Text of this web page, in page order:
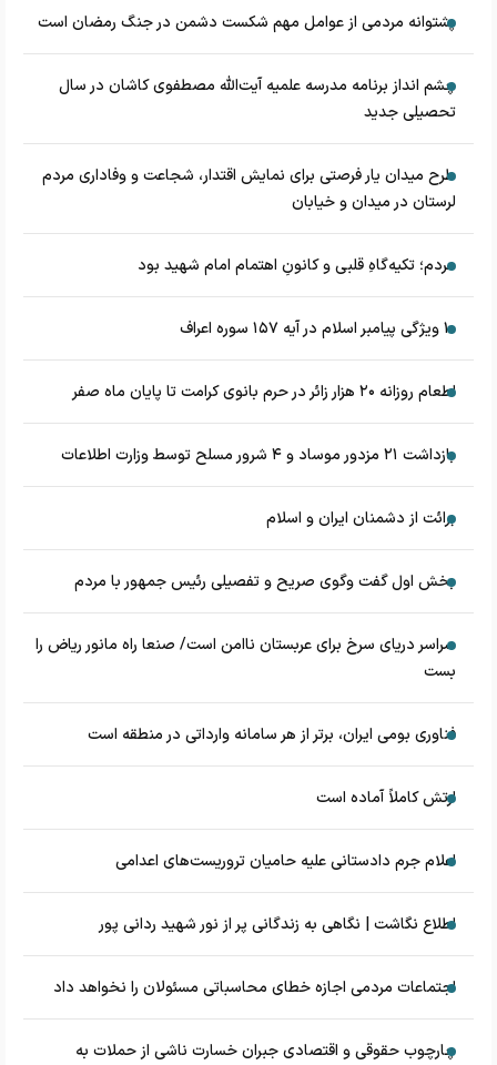
پشتوانه مردمی از عوامل مهم شکست دشمن در جنگ رمضان است
چشم‌ انداز برنامه مدرسه علمیه آیت‌الله مصطفوی کاشان در سال
تحصیلی جدید
طرح میدان یار فرصتی برای نمایش اقتدار، شجاعت و وفاداری مردم
لرستان در میدان و خیابان
مردم؛ تکیه‌گاهِ قلبی و کانونِ اهتمام امام شهید بود
۱۰ ویژگی پیامبر اسلام در آیه ۱۵۷ سوره اعراف
اطعام روزانه ۲۰ هزار زائر در حرم بانوی کرامت تا پایان ماه صفر
بازداشت ۲۱ مزدور موساد و ۴ شرور مسلح توسط وزارت اطلاعات
برائت از دشمنان ایران و اسلام
بخش اول گفت وگوی صریح و تفصیلی رئیس جمهور با مردم
سراسر دریای سرخ برای عربستان ناامن است/ صنعا راه مانور ریاض را
بست
فناوری بومی ایران، برتر از هر سامانه وارداتی در منطقه است
ارتش کاملاً آماده است
اعلام جرم دادستانی علیه حامیان تروریست‌های اعدامی
اطلاع نگاشت | نگاهی به زندگانی پر از نور شهید ردانی پور
اجتماعات مردمی اجازه خطای محاسباتی مسئولان را نخواهد داد
چارچوب حقوقی و اقتصادی جبران خسارت ناشی از حملات به